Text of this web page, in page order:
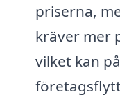
priserna,
kräver mer
vilket kan